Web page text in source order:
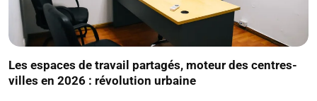
Les espaces de travail partagés, moteur des centres-
villes en 2026 : révolution urbaine